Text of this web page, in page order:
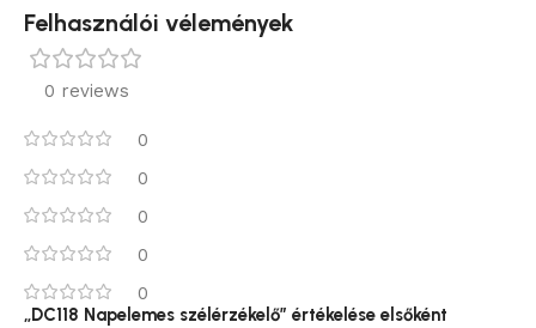
Felhasználói vélemények
0 reviews
0
0
0
0
0
„DC118 Napelemes szélérzékelő” értékelése elsőként